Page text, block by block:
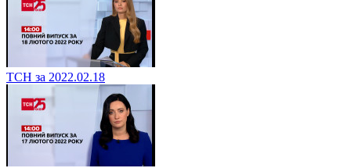
ТСН за 2022.02.18